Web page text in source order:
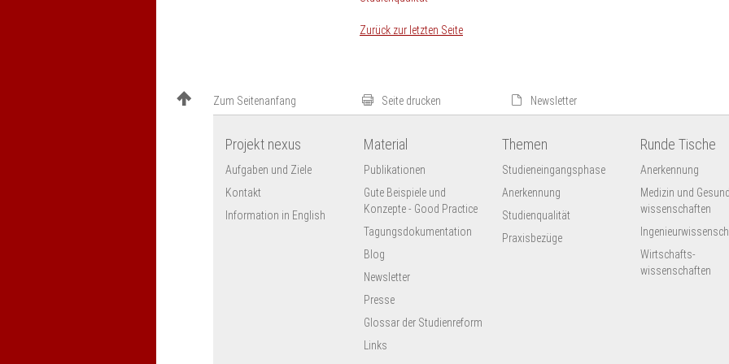
Zurück zur letzten Seite
Zum Seitenanfang Seite drucken Newsletter
Projekt nexus
Aufgaben und Ziele
Kontakt
Information in English
Material
Publikationen
Gute Beispiele und
Konzepte - Good Practice
Tagungsdokumentation
Blog
Newsletter
Presse
Glossar der Studienreform
Links
Themen
Studieneingangsphase
Anerkennung
Studienqualität
Praxisbezüge
Runde Tische
Anerkennung
Medizin und
wissenschaften
Wirtschafts-
wissenschaften